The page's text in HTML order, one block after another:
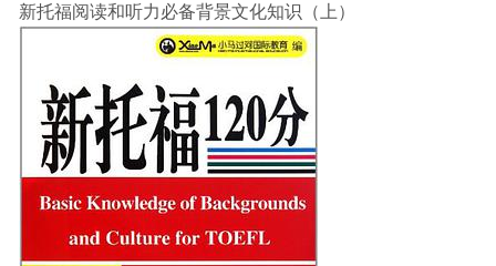
新托福阅读和听力必备背景文化知识（上）
历史的温度5 2021-03-02
黑马2020JAVA-会员版课程 2020-11-30
《Maze Runner Series Complete Collection (Maze Runner)》,The –
James Dashner 原版英文小说《 移动迷宫 》
中华文化史（全二册） 2021-09-11
我的二本学生 2020-11-26